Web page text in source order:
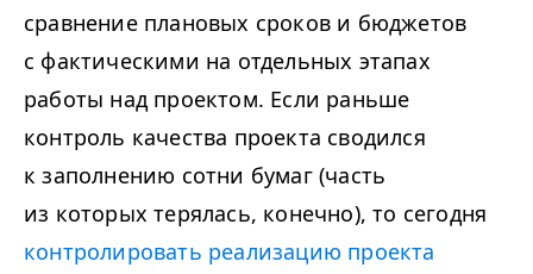
сравнение плановых сроков и бюджетов
с фактическими на отдельных этапах
работы над проектом. Если раньше
контроль качества проекта сводился
к заполнению сотни бумаг (часть
из которых терялась, конечно), то сегодня
контролировать реализацию проекта